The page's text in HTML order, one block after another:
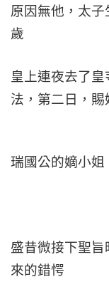
原因無他，太
歲
皇上連夜去了
法，第二日，賜
瑞國公的嫡小姐
盛昔微接下聖
來的錯愕